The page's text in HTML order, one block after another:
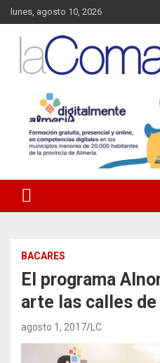
Saltar
al
contenido
lunes, agosto 10, 2026
La Comarca –
Almanzora
Almanzora y sus localidades.
BACARES
El programa
arte las calles de
agosto 1, 2017 LC